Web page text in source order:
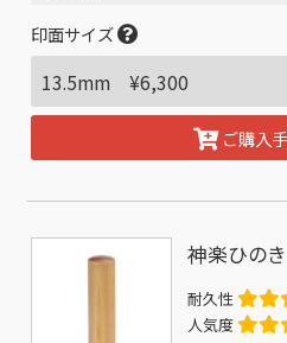
印面サイズ
ご購入
神楽ひのき
耐久性
人気度